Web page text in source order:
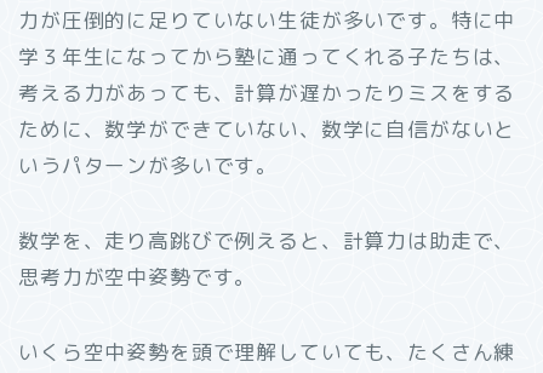
力が圧倒的に足りていない生徒が多いです。特に中
学３年生になってから塾に通ってくれる子たちは、
考える力があっても、計算が遅かったりミスをする
ために、数学ができていない、数学に自信がないと
いうパターンが多いです。
数学を、走り高跳びで例えると、計算力は助走で、
思考力が空中姿勢です。
いくら空中姿勢を頭で理解していても、たくさん練